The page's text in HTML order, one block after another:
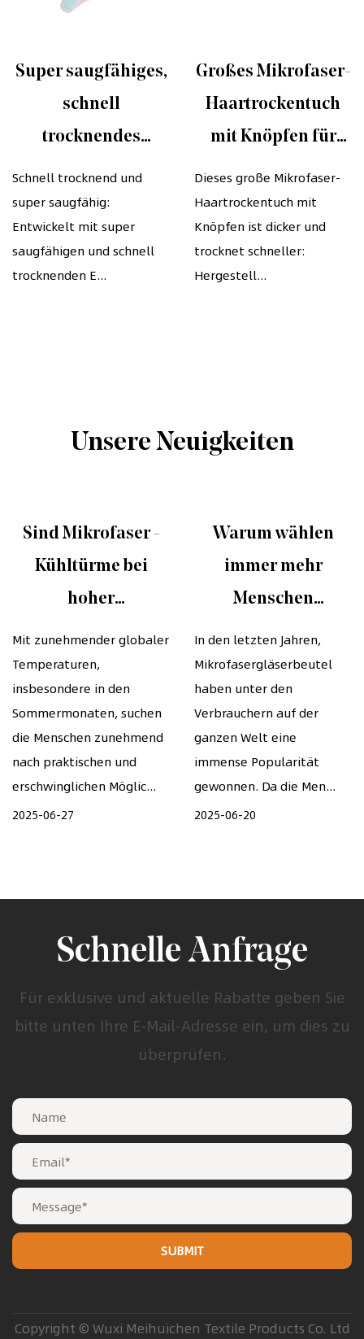
Super saugfähiges,
schnell
trocknendes
Mikrofaser-
Haarwickel-
Turban-Handtuch
für Frauen mit
Schnell trocknend und
super saugfähig:
Entwickelt mit super
saugfähigen und schnell
trocknenden E...
Großes Mikrofaser-
Haartrockentuch
mit Knöpfen für
alle Frisuren, Anti-
Frizz
Dieses große Mikrofaser-
Haartrockentuch mit
Knöpfen ist dicker und
trocknet schneller:
Hergestell...
Unsere Neuigkeiten
Sind Mikrofaser -
Kühltürme bei
hoher
Temperaturwetter
sehr wirksam?
Mit zunehmender globaler
Temperaturen,
insbesondere in den
Sommermonaten, suchen
die Menschen zunehmend
nach praktischen und
erschwinglichen Möglic...
2025-06-27
Warum wählen
immer mehr
Menschen
In den letzten Jahren,
Mikrofasergläserbeutel
haben unter den
Verbrauchern auf der
ganzen Welt eine
immense Popularität
gewonnen. Da die Men...
2025-06-20
Schnelle Anfrage
Für exklusive und aktuelle Rabatte geben Sie
bitte unten Ihre E-Mail-Adresse ein, um dies zu
überprüfen.
Copyright © Wuxi Meihuichen Textile Products Co. Ltd